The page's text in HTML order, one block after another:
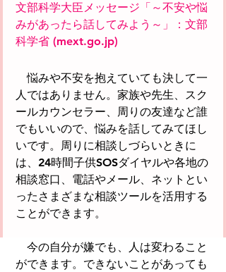
文部科学大臣メッセージ「～不安や悩
みがあったら話してみよう～」：文部
科学省 (mext.go.jp)
悩みや不安を抱えていても決して一
人ではありません。家族や先生、スク
ールカウンセラー、周りの友達など誰
でもいいので、悩みを話してみてほし
いです。周りに相談しづらいときに
は、24時間子供SOSダイヤルや各地の
相談窓口、電話やメール、ネットとい
ったさまざまな相談ツールを活用する
ことができます。
今の自分が嫌でも、人は変わること
ができます。できないことがあっても